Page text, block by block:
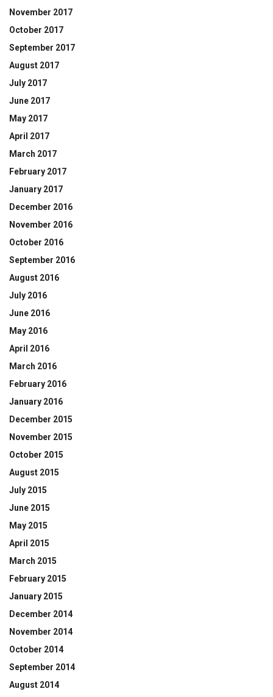
November 2017
October 2017
September 2017
August 2017
July 2017
June 2017
May 2017
April 2017
March 2017
February 2017
January 2017
December 2016
November 2016
October 2016
September 2016
August 2016
July 2016
June 2016
May 2016
April 2016
March 2016
February 2016
January 2016
December 2015
November 2015
October 2015
August 2015
July 2015
June 2015
May 2015
April 2015
March 2015
February 2015
January 2015
December 2014
November 2014
October 2014
September 2014
August 2014